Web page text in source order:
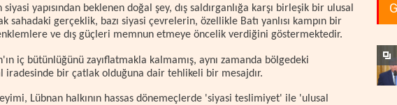
yapısından beklenen doğal şey, dış saldırganlığa karşı birleşik bir ulusal
sahadaki gerçeklik, bazı siyasi çevrelerin, özellikle Batı yanlısı kampın bir
ve dış güçleri memnun etmeye öncelik verdiğini göstermektedir.
iç bütünlüğünü zayıflatmakla kalmamış, aynı zamanda bölgedeki
iradesinde bir çatlak olduğuna dair tehlikeli bir mesajdır.
Lübnan halkının hassas dönemeçlerde 'siyasi teslimiyet' ile 'ulusal